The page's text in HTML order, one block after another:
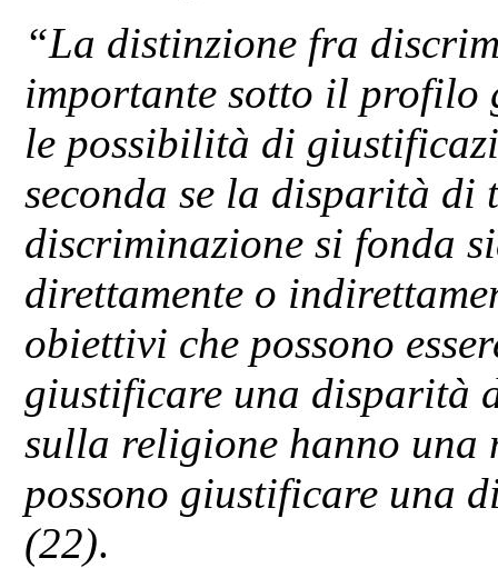
“La distinzione fra
importante sotto il
le possibilità di
seconda se la disparità di
discriminazione si fonda
direttamente o
obiettivi che possono
giustificare una disparità
sulla religione hanno una
possono giustificare una
(22).